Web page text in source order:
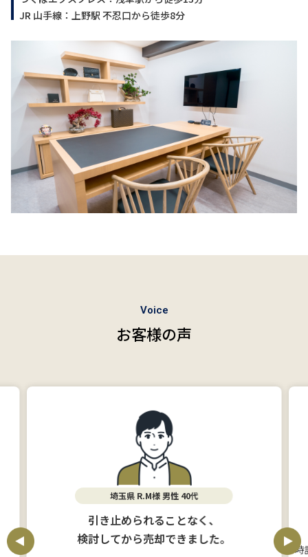
JR 山手線：上野駅 不忍口から徒歩8分
Voice
お客様の声
埼玉県 R.M様 男性 40代
引き止められることなく、
検討してから売却できました。
時